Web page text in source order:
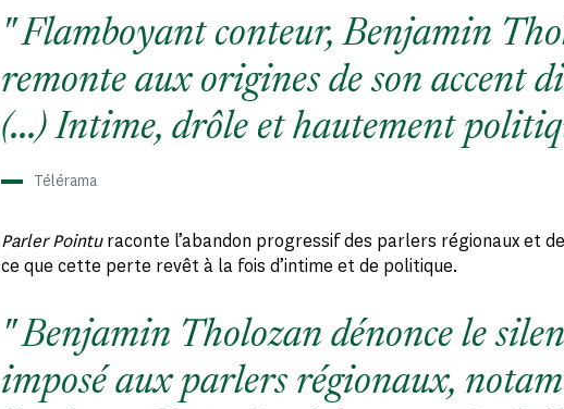
Flamboyant conteur, Benjamin
remonte aux origines de son accent
(...) Intime, drôle et hautement
Télérama
Parler Pointuraconte l’abandon progressif des parlers régionaux et
ce que cette perte revêt à la fois d’intime et de politique.
Benjamin Tholozan dénonce le
imposé aux parlers régionaux,